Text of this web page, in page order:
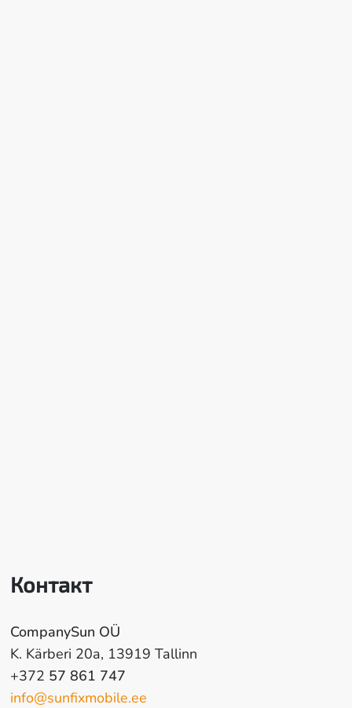
Контакт
CompanySun OÜ
K. Kärberi 20a, 13919 Tallinn
+372 57 861 747
info@sunfixmobile.ee